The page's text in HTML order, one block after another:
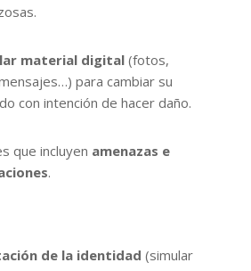
material digital (fotos,
para cambiar su
con intención de hacer daño.
que incluyen amenazas e
.
de la identidad (simular